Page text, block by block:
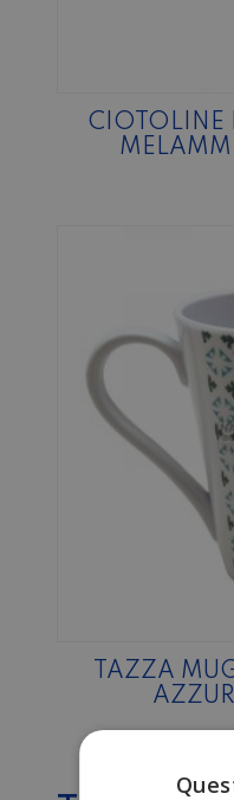
CIOTOLINE
TAZZA